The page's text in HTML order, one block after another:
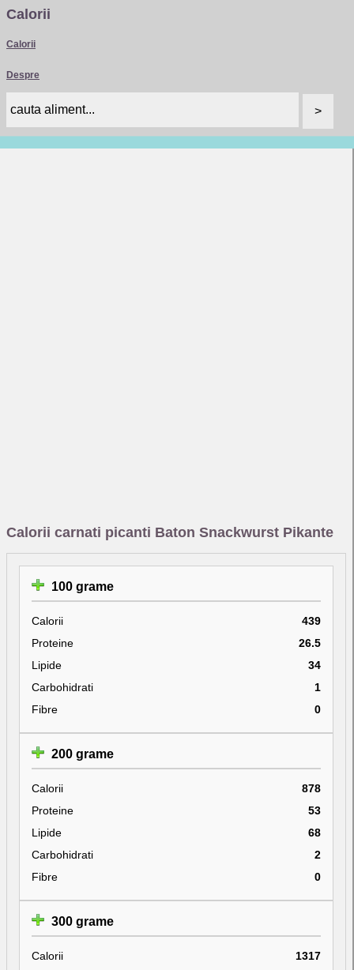
Calorii
Calorii
Despre
Calorii carnati picanti Baton Snackwurst Pikante
100 grame
Calorii
439
Proteine
26.5
Lipide
34
Carbohidrati
1
Fibre
0
200 grame
Calorii
878
Proteine
53
Lipide
68
Carbohidrati
2
Fibre
0
300 grame
Calorii
1317